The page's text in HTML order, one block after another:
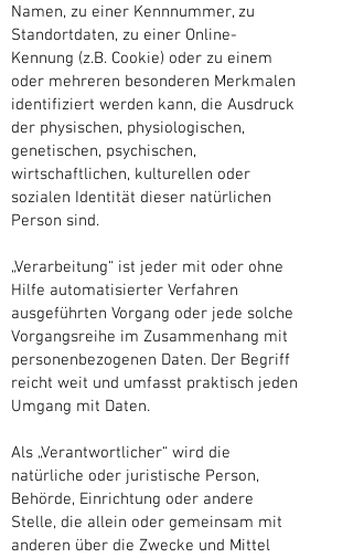
Namen, zu einer Kennnummer, zu
Standortdaten, zu einer Online-
Kennung (z.B. Cookie) oder zu einem
oder mehreren besonderen Merkmalen
identifiziert werden kann, die Ausdruck
der physischen, physiologischen,
genetischen, psychischen,
wirtschaftlichen, kulturellen oder
sozialen Identität dieser natürlichen
Person sind.
„Verarbeitung“ ist jeder mit oder ohne
Hilfe automatisierter Verfahren
ausgeführten Vorgang oder jede solche
Vorgangsreihe im Zusammenhang mit
personenbezogenen Daten. Der Begriff
reicht weit und umfasst praktisch jeden
Umgang mit Daten.
Als „Verantwortlicher“ wird die
natürliche oder juristische Person,
Behörde, Einrichtung oder andere
Stelle, die allein oder gemeinsam mit
anderen über die Zwecke und Mittel